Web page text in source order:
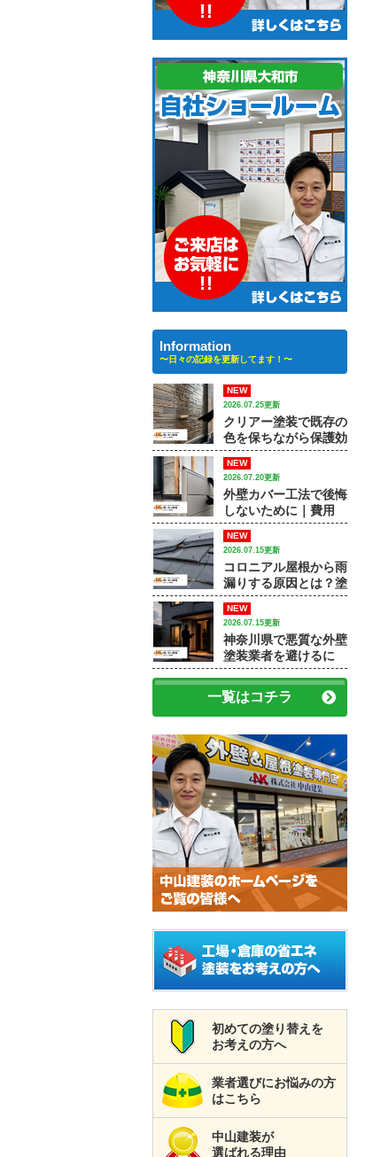
Information
〜日々の記録を更新してます！〜
NEW
2026.07.25更新
クリアー塗装で既存の
色を保ちながら保護効
果を高める方法｜【大
和市で外壁塗装・屋根
塗装をするなら中山建
装】
NEW
2026.07.20更新
外壁カバー工法で後悔
しないために｜費用
差・施工例・塗装との
違いを専門店が解説
NEW
2026.07.15更新
コロニアル屋根から雨
漏りする原因とは？塗
装で済むケースと屋根
修理が必要なケース
NEW
2026.07.15更新
神奈川県で悪質な外壁
塗装業者を避けるに
は？訪問販売・見積
書・保証で確認すべき
ポイント
一覧はコチラ
初めての塗り替えを
お考えの方へ
業者選びにお悩みの方
はこちら
中山建装が
選ばれる理由